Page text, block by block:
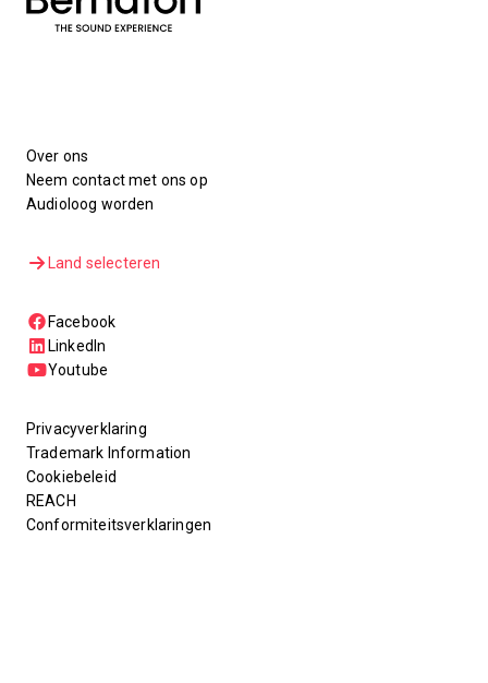
Over ons
Neem contact met ons op
Audioloog worden
Privacyverklaring
Trademark Information
Cookiebeleid
REACH
Conformiteitsverklaringen
Land selecteren
Facebook
LinkedIn
Youtube